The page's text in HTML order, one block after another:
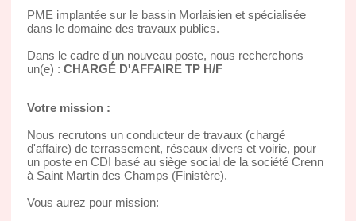
PME implantée sur le bassin Morlaisien et spécialisée
dans le domaine des travaux publics.
Dans le cadre d'un nouveau poste, nous recherchons
un(e) : CHARGÉ D'AFFAIRE TP H/F
Votre mission :
Nous recrutons un conducteur de travaux (chargé
d'affaire) de terrassement, réseaux divers et voirie, pour
un poste en CDI basé au siège social de la société Crenn
à Saint Martin des Champs (Finistère).
Vous aurez pour mission: